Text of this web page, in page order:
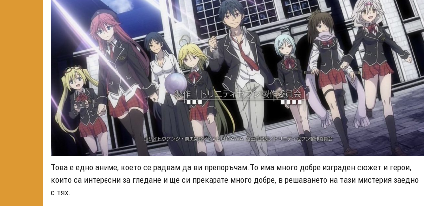
Това е едно аниме, което се радвам да ви препоръчам.То има много добре изграден сюжет и герои,
които са интересни за гледане и ще си прекарате много добре, в решаването на тази мистерия заедно
с тях.